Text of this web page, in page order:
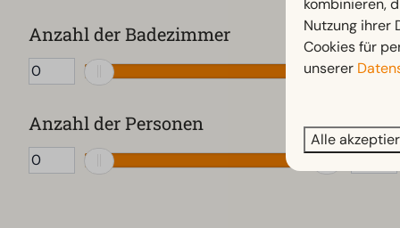
Whirlpool (9)
Traditionelle Sauna (50)
Anzahl der Badezimmer
Anzahl der Personen
Nutzung ihrer
Cookies für
unserer
Alle